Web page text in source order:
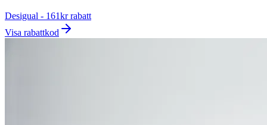
Desigual - 161kr rabatt
Visa rabattkod